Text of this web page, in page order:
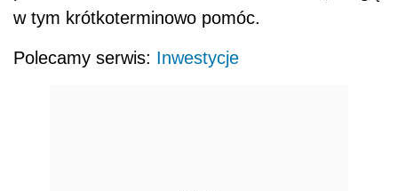
w tym krótkoterminowo pomóc.
Polecamy serwis: Inwestycje